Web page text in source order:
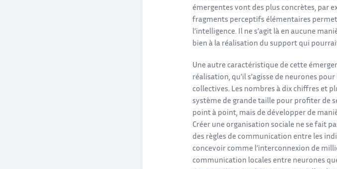
émergentes vont des plus concrètes, par
fragments perceptifs élémentaires
l’intelligence. Il ne s’agit là en aucune
bien à la réalisation du support qui
Une autre caractéristique de cette
réalisation, qu’il s’agisse de neurones
collectives. Les nombres à dix chiffres et
système de grande taille pour profiter de
point à point, mais de développer de
Créer une organisation sociale ne se fait
des règles de communication entre les
concevoir comme l’interconnexion de
communication locales entre neurones